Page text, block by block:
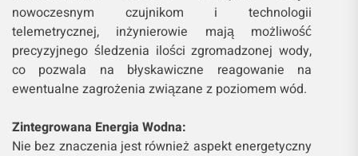
nowoczesnym czujnikom i technologii
telemetrycznej, inżynierowie mają możliwość
precyzyjnego śledzenia ilości zgromadzonej wody,
co pozwala na błyskawiczne reagowanie na
ewentualne zagrożenia związane z poziomem wód.
Zintegrowana Energia Wodna:
Nie bez znaczenia jest również aspekt energetyczny